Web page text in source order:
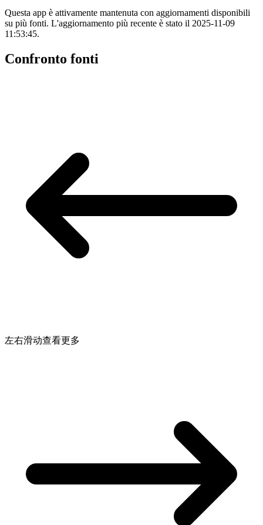
Questa app è attivamente mantenuta con aggiornamenti disponibili
su più fonti. L'aggiornamento più recente è stato il 2025-11-09
11:53:45.
Confronto fonti
左右滑动查看更多